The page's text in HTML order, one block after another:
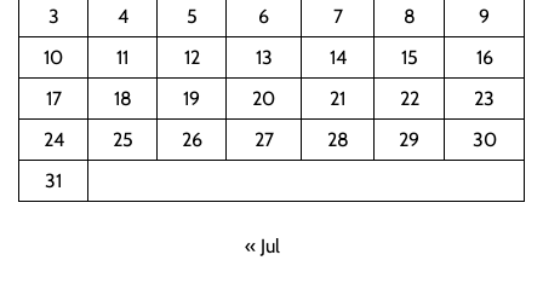
3
4 5 6 7 8
9
10
11 12 13 14 15
16
17
18 19 20 21 22
23
24
25 26 27 28 29
30
31
« Jul